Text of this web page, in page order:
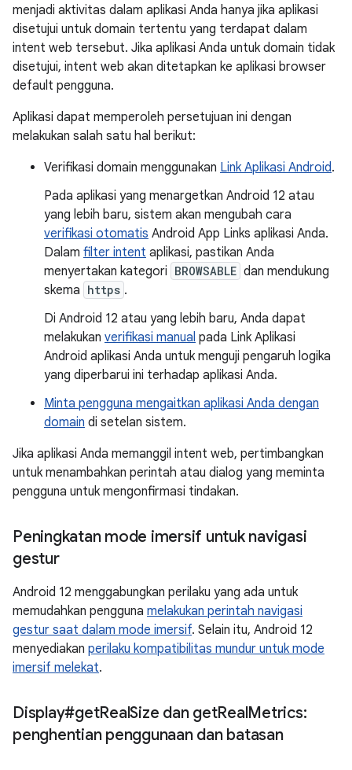
menjadi aktivitas dalam aplikasi Anda hanya jika aplikasi
disetujui untuk domain tertentu yang terdapat dalam
intent web tersebut. Jika aplikasi Anda untuk domain tidak
disetujui, intent web akan ditetapkan ke aplikasi browser
default pengguna.
Aplikasi dapat memperoleh persetujuan ini dengan
melakukan salah satu hal berikut:
Verifikasi domain menggunakan Link Aplikasi Android.
Pada aplikasi yang menargetkan Android 12 atau
yang lebih baru, sistem akan mengubah cara
verifikasi otomatis Android App Links aplikasi Anda.
Dalam filter intent aplikasi, pastikan Anda
menyertakan kategori BROWSABLE dan mendukung
skema https .
Di Android 12 atau yang lebih baru, Anda dapat
melakukan verifikasi manual pada Link Aplikasi
Android aplikasi Anda untuk menguji pengaruh logika
yang diperbarui ini terhadap aplikasi Anda.
Minta pengguna mengaitkan aplikasi Anda dengan
domain di setelan sistem.
Jika aplikasi Anda memanggil intent web, pertimbangkan
untuk menambahkan perintah atau dialog yang meminta
pengguna untuk mengonfirmasi tindakan.
Peningkatan mode imersif untuk navigasi
gestur
Android 12 menggabungkan perilaku yang ada untuk
memudahkan pengguna melakukan perintah navigasi
gestur saat dalam mode imersif. Selain itu, Android 12
menyediakan perilaku kompatibilitas mundur untuk mode
imersif melekat.
Display#getRealSize dan getRealMetrics:
penghentian penggunaan dan batasan